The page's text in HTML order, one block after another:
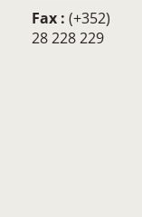
Fax : (+352)
28 228 229